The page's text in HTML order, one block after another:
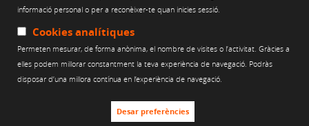
informació personal o per a reconèixer-te quan inicies sessió.
Cookies analítiques
Permeten mesurar, de forma anònima, el nombre de visites o l’activitat. Gràcies a
elles podem millorar constantment la teva experiència de navegació. Podràs
disposar d’una millora contínua en l’experiència de navegació.
Desar preferències
Web finançat per: